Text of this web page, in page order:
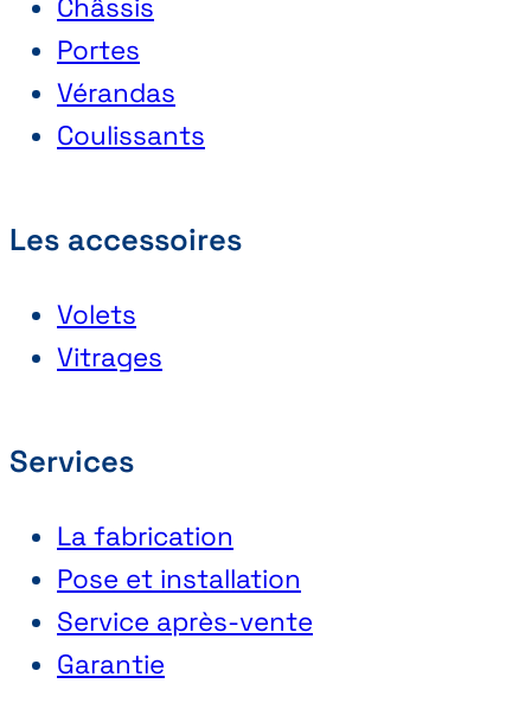
Châssis
Portes
Vérandas
Coulissants
Les accessoires
Volets
Vitrages
Services
La fabrication
Pose et installation
Service après-vente
Garantie